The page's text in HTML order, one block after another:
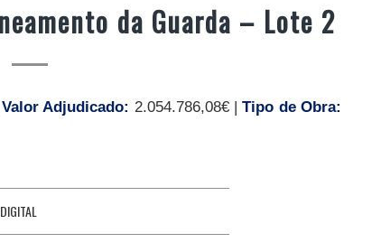
da Guarda – Lote 2
Valor Adjudicado: 2.054.786,08€ |Tipo de Obra: